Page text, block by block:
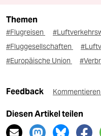
Themen
#Flugreisen
#Fluggesellschaften
#Europäische Union
Feedback Kommentieren
Diesen Artikel teilen